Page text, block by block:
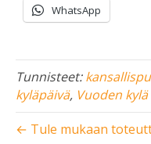
WhatsApp
Tunnisteet:
kyläpäivä, Vuoden kylä
← Tule mukaan